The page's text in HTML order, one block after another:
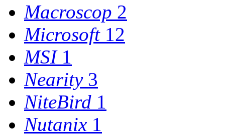
Macroscop 2
Microsoft 12
MSI 1
Nearity 3
NiteBird 1
Nutanix 1